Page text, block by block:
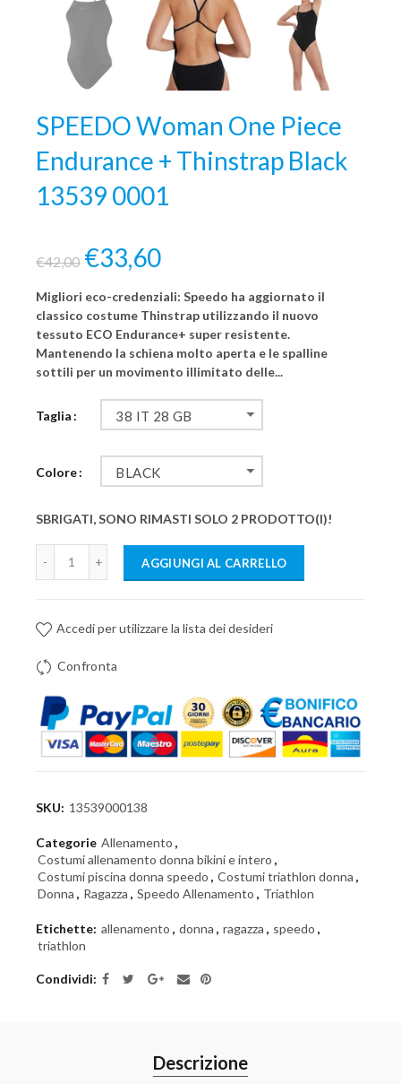
SPEEDO Woman One Piece
Endurance + Thinstrap Black
13539 0001
€42,00 €33,60
Migliori eco-credenziali: Speedo ha aggiornato il
classico costume Thinstrap utilizzando il nuovo
tessuto ECO Endurance+ super resistente.
Mantenendo la schiena molto aperta e le spalline
sottili per un movimento illimitato delle...
Taglia 38 IT 28 GB
Colore BLACK
SBRIGATI, SONO RIMASTI SOLO 2 PRODOTTO(I)!
AGGIUNGI AL CARRELLO
Accedi per utilizzare la lista dei desideri
Confronta
SKU: 13539000138
Categorie Allenamento ,
Costumi allenamento donna bikini e intero ,
Costumi piscina donna speedo , Costumi triathlon donna ,
Donna , Ragazza , Speedo Allenamento , Triathlon
Etichette: allenamento , donna , ragazza , speedo ,
triathlon
Condividi
Descrizione